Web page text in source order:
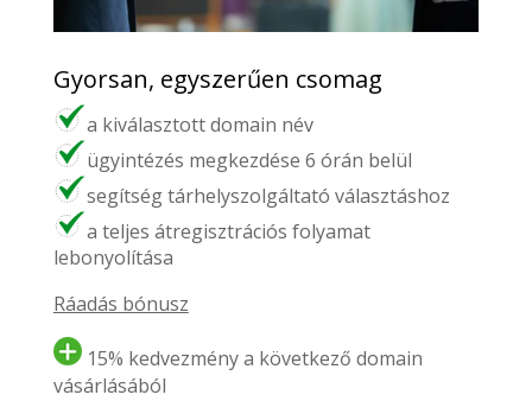
Gyorsan, egyszerűen csomag
a kiválasztott domain név
ügyintézés megkezdése 6 órán belül
segítség tárhelyszolgáltató választáshoz
a teljes átregisztrációs folyamat
lebonyolítása
Ráadás bónusz
15% kedvezmény a következő domain
vásárlásából